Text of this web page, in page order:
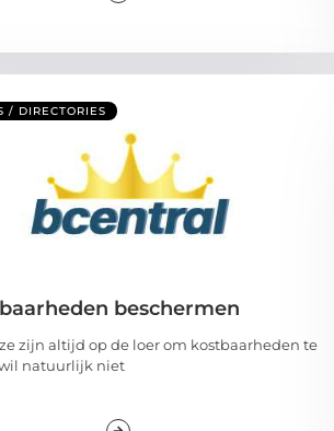
/ DIRECTORIES
beschermen
zijn altijd op de loer om kostbaarheden te
natuurlijk niet